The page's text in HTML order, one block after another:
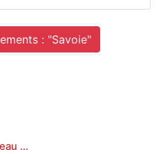
: "Savoie"
...